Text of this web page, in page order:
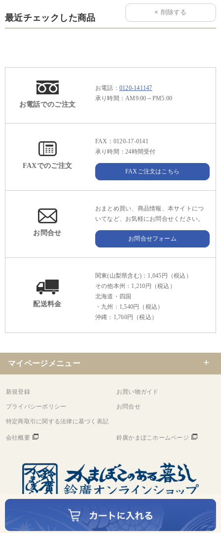
最近チェックした商品
お電話でのご注文
お電話： 0120-141147
承り時間：AM9:00～PM5:00
FAXでのご注文
FAX：0120-17-0141
承り時間：24時間受付
FAXご注文はこちら
お問合せ
おまとめ買い、商品情報、本サイトにつ
いてなど、お気軽にお問合せください。
お問合せフォーム
配送料金
関東(山梨県含む)：1,045円（税込）
その他本州：1,210円（税込）
北海道・四国
・九州：1,540円（税込）
沖縄：1,760円（税込）
マイページメニュー
新規登録 お買い物ガイド
プライバシーポリシー お問合せ
特定商取引に関する法律に基づく表記
会社概要 鈴廣かまぼこホームページ
Copyright © Suzuhiro Co.,Ltd. All rights reserved.